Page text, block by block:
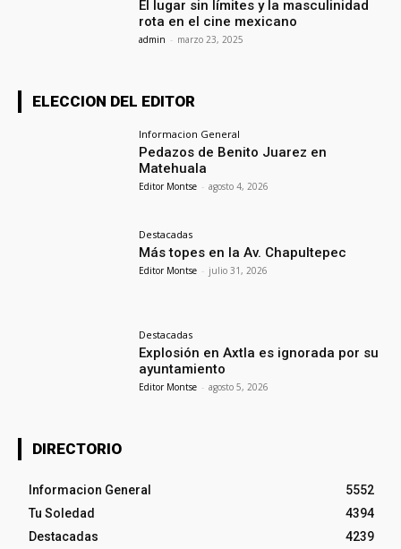
El lugar sin límites y la masculinidad
rota en el cine mexicano
admin - marzo 23, 2025
ELECCION DEL EDITOR
Informacion General
Pedazos de Benito Juarez en
Matehuala
Editor Montse - agosto 4, 2026
Destacadas
Más topes en la Av. Chapultepec
Editor Montse - julio 31, 2026
Destacadas
Explosión en Axtla es ignorada por su
ayuntamiento
Editor Montse - agosto 5, 2026
DIRECTORIO
Informacion General
5552
Tu Soledad
4394
Destacadas
4239